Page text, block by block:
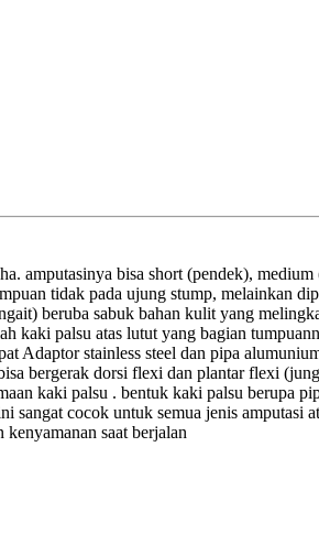
amputasinya bisa short (pendek),
tidak pada ujung stump, melainkan
beruba sabuk bahan kulit yang
kaki palsu atas lutut yang bagian
Adaptor stainless steel dan pipa
bergerak dorsi flexi dan plantar flexi
kaki palsu . bentuk kaki palsu berupa
cocok untuk semua jenis amputasi
saat berjalan